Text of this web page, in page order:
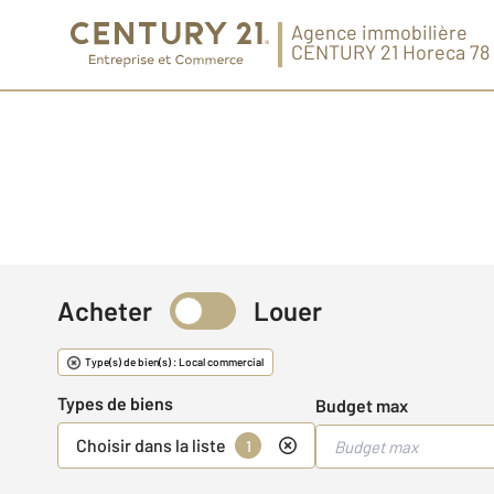
Agence immobilière
CENTURY 21 Horeca 78
Immobilier commercial
Acheter Louer
Type(s) de bien(s) : Local commercial
Types de biens
Choisir dans la liste
1
Budget max